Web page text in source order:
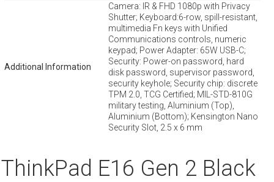
Additional Information
Camera: IR & FHD 1080p with Privacy
Shutter; Keyboard:6-row, spill-resistant,
multimedia Fn keys with Unified
Communications controls, numeric
keypad; Power Adapter: 65W USB-C;
Security: Power-on password, hard
disk password, supervisor password,
security keyhole; Security chip: discrete
TPM 2.0, TCG Certified; MIL-STD-810G
military testing, Aluminium (Top),
Aluminium (Bottom); Kensington Nano
Security Slot, 2.5 x 6 mm
ThinkPad E16 Gen 2 Black